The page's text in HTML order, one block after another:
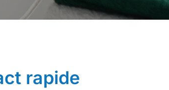
rapide